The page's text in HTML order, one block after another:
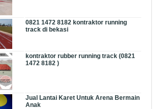
0821 1472 8182 kontraktor running
track di bekasi
kontraktor rubber running track (0821
1472 8182 )
Jual Lantai Karet Untuk Arena Bermain
Anak